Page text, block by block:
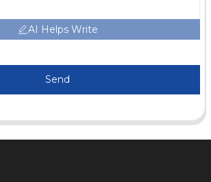
AI Helps Write
Send